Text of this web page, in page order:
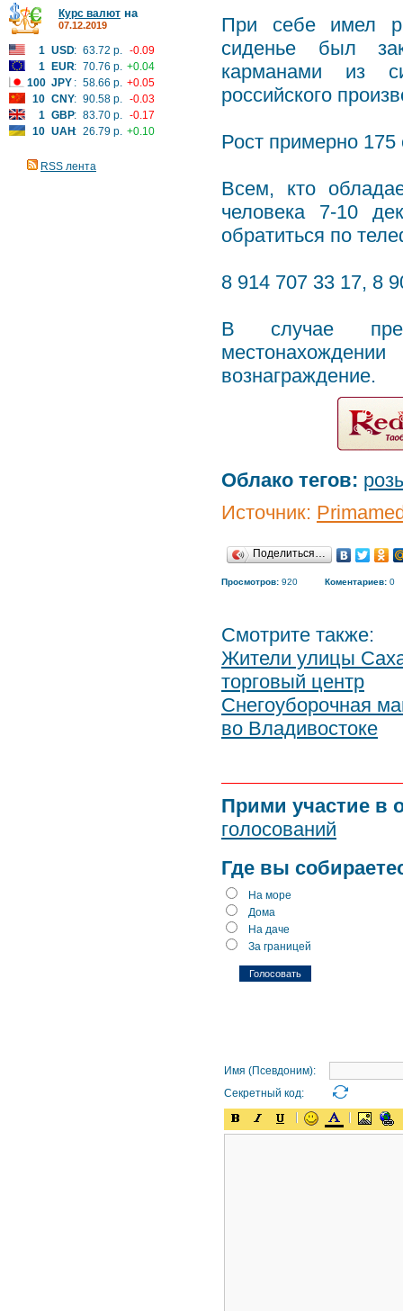
Курс валют на
07.12.2019
1 USD: 63.72 р. -0.09
1
EUR: 70.76 р. +0.04
100 JPY : 58.66 р. +0.05
10 CNY: 90.58 р. -0.03
1 GBP: 83.70 р. -0.17
10 UAH: 26.79 р. +0.10
RSS лента
При себе имел
сиденье был
карманами из
российского
Рост примерно 175
Всем, кто
человека 7-10
обратиться по
8 914 707 33 17, 8
В случае
вознаграждение.
Облако тегов:
Источник:
Поделиться…
Просмотров: 920 Коментариев: 0
Смотрите также:
Жители улицы
торговый центр
Снегоуборочная
во Владивостоке
Прими участие в
голосований
Где вы
На море
Дома
На даче
За границей
Имя (Псевдоним):
Секретный код: